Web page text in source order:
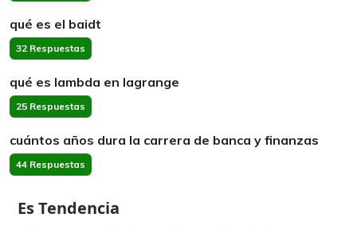
qué es el baidt
32 Respuestas
qué es lambda en lagrange
25 Respuestas
cuántos años dura la carrera de banca y finanzas
44 Respuestas
Es Tendencia